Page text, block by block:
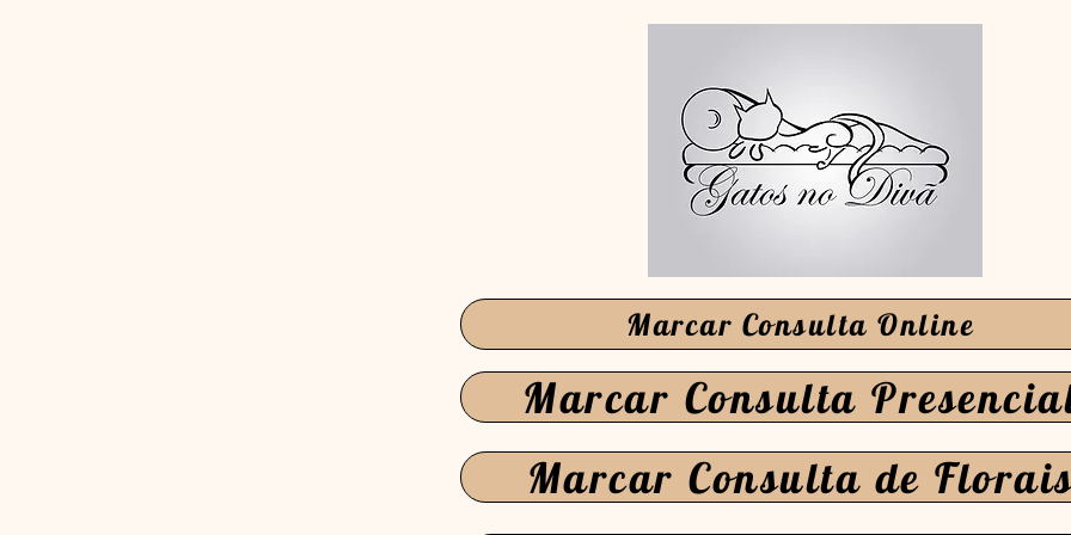
Marcar Consulta Online
Marcar Consulta
Marcar Consulta de